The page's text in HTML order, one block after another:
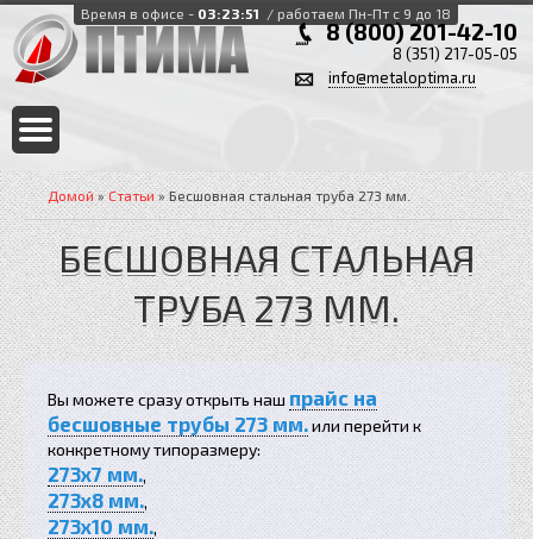
Время в офисе - 03:23:52 / работаем Пн-Пт с 9 до 18
8 (800) 201-42-10
8 (351) 217-05-05
info@metaloptima.ru
Домой»Статьи» Бесшовная стальная труба 273 мм.
БЕСШОВНАЯ СТАЛЬНАЯ
ТРУБА 273 ММ.
Вы можете сразу открыть наш прайс на
бесшовные трубы 273 мм.или перейти к
конкретному типоразмеру:
273x7 мм.,
273x8 мм.,
273x10 мм.,